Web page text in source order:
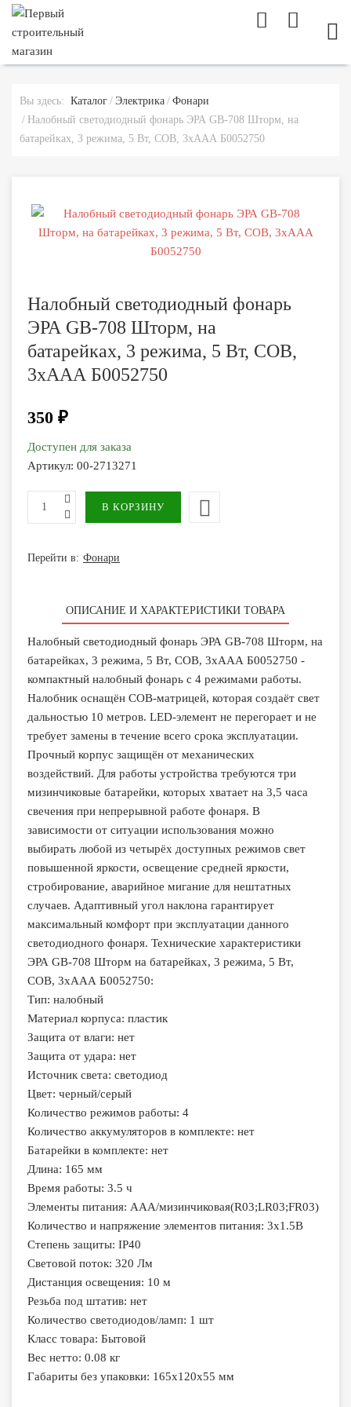
Вы здесь: Каталог Электрика
Фонари
Налобный светодиодный фонарь ЭРА GB-708 Шторм, на
батарейках, 3 режима, 5 Вт, СОВ, 3хААА Б0052750
Налобный светодиодный фонарь
ЭРА GB-708 Шторм, на
батарейках, 3 режима, 5 Вт, СОВ,
3хААА Б0052750
350 ₽
Доступен для заказа
Артикул: 00-2713271
Перейти в: Фонари
ОПИСАНИЕ И ХАРАКТЕРИСТИКИ ТОВАРА
Налобный светодиодный фонарь ЭРА GB-708 Шторм, на
батарейках, 3 режима, 5 Вт, СОВ, 3хААА Б0052750 -
компактный налобный фонарь с 4 режимами работы.
Налобник оснащён COB-матрицей, которая создаёт свет
дальностью 10 метров. LED-элемент не перегорает и не
требует замены в течение всего срока эксплуатации.
Прочный корпус защищён от механических
воздействий. Для работы устройства требуются три
мизинчиковые батарейки, которых хватает на 3,5 часа
свечения при непрерывной работе фонаря. В
зависимости от ситуации использования можно
выбирать любой из четырёх доступных режимов свет
повышенной яркости, освещение средней яркости,
стробирование, аварийное мигание для нештатных
случаев. Адаптивный угол наклона гарантирует
максимальный комфорт при эксплуатации данного
светодиодного фонаря. Технические характеристики
ЭРА GB-708 Шторм на батарейках, 3 режима, 5 Вт,
СОВ, 3хААА Б0052750:
Тип: налобный
Материал корпуса: пластик
Защита от влаги: нет
Защита от удара: нет
Источник света: светодиод
Цвет: черный/серый
Количество режимов работы: 4
Количество аккумуляторов в комплекте: нет
Батарейки в комплекте: нет
Длина: 165 мм
Время работы: 3.5 ч
Элементы питания: AAA/мизинчиковая(R03;LR03;FR03)
Количество и напряжение элементов питания: 3х1.5В
Степень защиты: IP40
Световой поток: 320 Лм
Дистанция освещения: 10 м
Резьба под штатив: нет
Количество светодиодов/ламп: 1 шт
Класс товара: Бытовой
Вес нетто: 0.08 кг
Габариты без упаковки: 165х120х55 мм